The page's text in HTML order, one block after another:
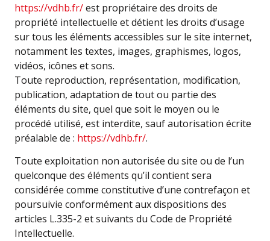
https://vdhb.fr/est propriétaire des droits de
propriété intellectuelle et détient les droits d’usage
sur tous les éléments accessibles sur le site internet,
notamment les textes, images, graphismes, logos,
vidéos, icônes et sons.
Toute reproduction, représentation, modification,
publication, adaptation de tout ou partie des
éléments du site, quel que soit le moyen ou le
procédé utilisé, est interdite, sauf autorisation écrite
préalable de : https://vdhb.fr/.
Toute exploitation non autorisée du site ou de l’un
quelconque des éléments qu’il contient sera
considérée comme constitutive d’une contrefaçon et
poursuivie conformément aux dispositions des
articles L.335-2 et suivants du Code de Propriété
Intellectuelle.